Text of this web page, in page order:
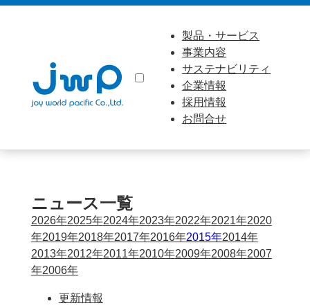
製品・サービス
事業内容
サステナビリティ
企業情報
採用情報
お問合せ
ニュース一覧
2026年2025年2024年2023年2022年2021年2020
年2019年2018年2017年2016年2015年2014年
2013年2012年2011年2010年2009年2008年2007
年2006年
更新情報